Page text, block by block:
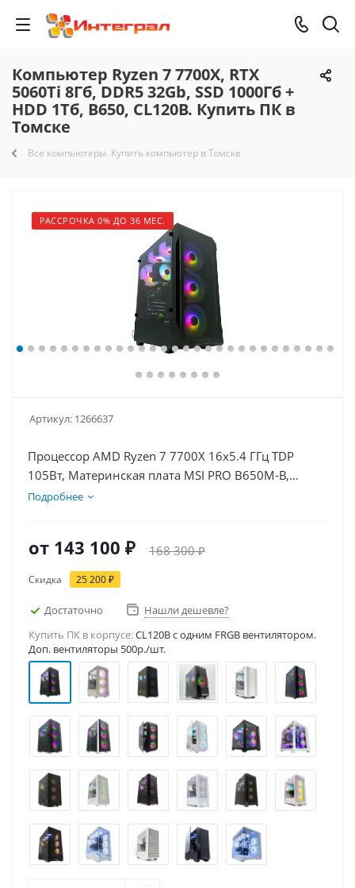
Компьютер Ryzen 7 7700X, RTX
5060Ti 8Гб, DDR5 32Gb, SSD 1000Гб +
HDD 1Тб, B650, CL120B. Купить ПК в
Томске
Все компьютеры. Купить компьютер в Томске
РАССРОЧКА 0% ДО 36 МЕС.
Артикул: 1266637
Процессор AMD Ryzen 7 7700X 16x5.4 ГГц TDP
105Вт, Материнская плата MSI PRO B650M-B,
Видеокарта RTX 5060Ti 8Гб, Память DDR5 32Gb,
Подробнее
от 143 100 ₽ 168 300 ₽
Скидка 25 200 ₽
Достаточно
Нашли дешевле?
Купить ПК в корпусе:CL120B c одним FRGB вентилятором.
Доп. вентиляторы 500р./шт.